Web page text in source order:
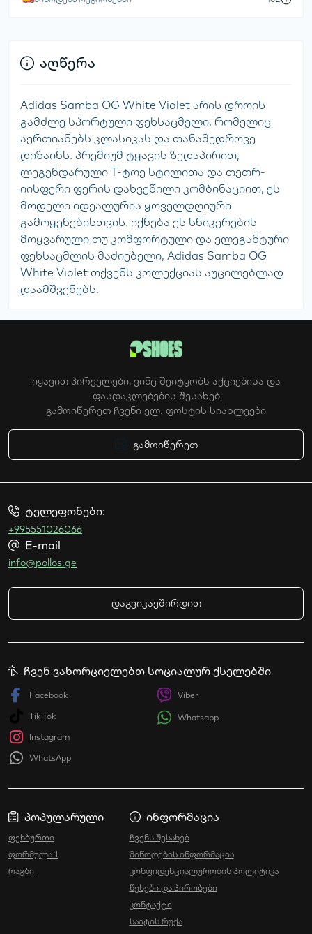
აღწერა
Adidas Samba OG White Violet არის დროის
გამძლე სპორტული ფეხსაცმელი, რომელიც
აერთიანებს კლასიკას და თანამედროვე
დიზაინს. პრემიუმ ტყავის ზედაპირით,
ლეგენდარული T-ტოე სტილითა და თეთრ-
იისფერი ფერის დახვეწილი კომბინაციით, ეს
მოდელი იდეალურია ყოველდღიური
გამოყენებისთვის. იქნება ეს სნიკერების
მოყვარული თუ კომფორტული და ელეგანტური
ფეხსაცმლის მაძიებელი, Adidas Samba OG
White Violet თქვენს კოლექციას აუცილებლად
დაამშვენებს.
იყავით პირველები, ვინც შეიტყობს აქციებისა და
ფასდაკლებების შესახებ
გამოიწერეთ ჩვენი ელ. ფოსტის სიახლეები
გამოიწერეთ
ტელეფონები:
+995551026066
E-mail
info@pollos.ge
დაგვიკავშირდით
პოპულარული
ფეხბურთი
ფორმულა 1
რაგბი
ინფორმაცია
ჩვენს შესახებ
მიწოდების ინფორმაცია
კონფიდენციალურობის პოლიტიკა
წესები და პირობები
კონტაქტი
საიტის რუქა
ჩვენ ვახორციელებთ სოციალურ ქსელებში
Facebook
Tik Tok
Instagram
WhatsApp
Viber
Whatsapp